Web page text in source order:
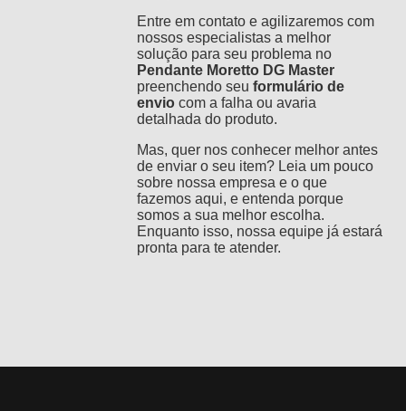
Entre em contato e agilizaremos com
nossos especialistas a melhor
solução para seu problema no
Pendante Moretto DG Master
preenchendo seuformulário de
envio com a falha ou avaria
detalhada do produto.
Mas, quer nos conhecer melhor antes
de enviar o seu item? Leia um pouco
sobre nossa empresa e o que
fazemosaqui, e entenda porque
somos a sua melhor escolha.
Enquanto isso, nossa equipe já estará
pronta para te atender.